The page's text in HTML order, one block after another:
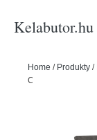
Kelabutor.hu
Home / Produkty /
Comfy – Scandic